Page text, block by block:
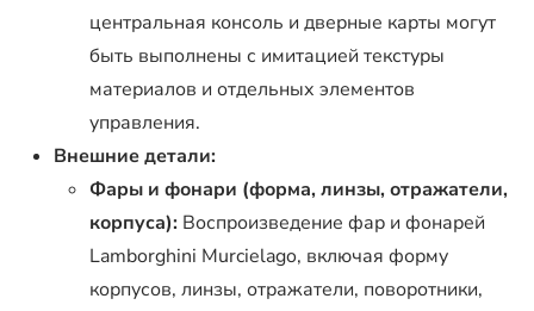
центральная консоль и дверные карты могут
быть выполнены с имитацией текстуры
материалов и отдельных элементов
управления.
Внешние детали:
Фары и фонари (форма, линзы, отражатели,
корпуса): Воспроизведение фар и фонарей
Lamborghini Murcielago, включая форму
корпусов, линзы, отражатели, поворотники,